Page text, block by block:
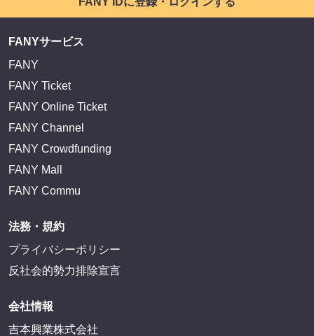
FANYサービス
FANY
FANY Ticket
FANY Online Ticket
FANY Channel
FANY Crowdfunding
FANY Mall
FANY Commu
法務・規約
プライバシーポリシー
反社会的勢力排除宣言
会社情報
吉本興業株式会社